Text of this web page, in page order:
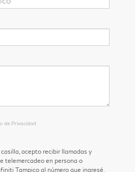
de Privacidad
acepto recibir llamadas y
telemercadeo en persona o
Tampico al número que ingresé.